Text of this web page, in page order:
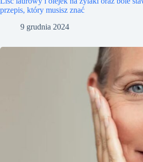
przepis, który musisz znać
9 grudnia 2024